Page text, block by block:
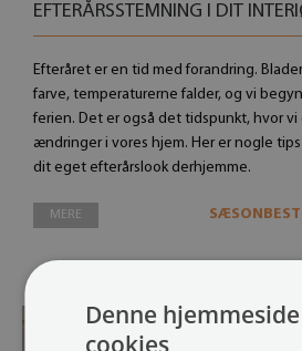
EFTERÅRSSTEMNING I DIT
Efteråret er en tid med forandring.
farve, temperaturerne falder, og vi
ferien. Det er også det tidspunkt, hvor vi
ændringer i vores hjem. Her er nogle
dit eget efterårslook derhjemme.
MERE
Denne
cookies